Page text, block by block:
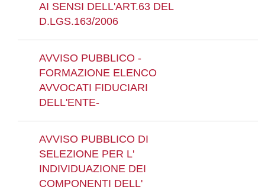
AI SENSI DELL'ART.63 DEL
D.LGS.163/2006
AVVISO PUBBLICO -
FORMAZIONE ELENCO
AVVOCATI FIDUCIARI
DELL'ENTE-
AVVISO PUBBLICO DI
SELEZIONE PER L'
INDIVIDUAZIONE DEI
COMPONENTI DELL'